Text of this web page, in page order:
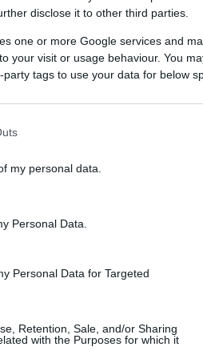
disclose it to other third parties.
one or more Google services and
your visit or usage behaviour. You
tags to use your data for below
my personal data.
Personal Data.
Personal Data for Targeted
Retention, Sale, and/or Sharing
with the Purposes for which it
da sostituire e mantenere,
il rischio di contaminazione
l'aspiratore in condizioni
antibatterica del filtro
sanitari.
da installare e sostituire,
per aspiratori medici standard
ad alta densità